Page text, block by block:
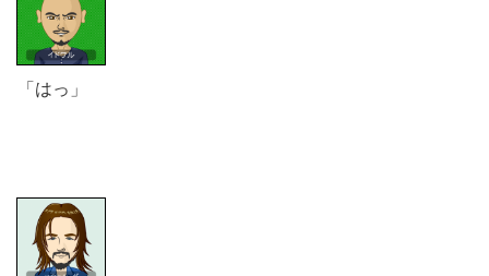
「はっ」